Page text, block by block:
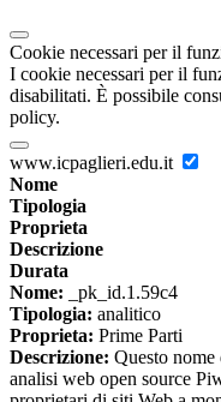
Cookie necessari per il
I cookie necessari per il
disabilitati. È possibile
policy.
www.icpaglieri.edu.it
Nome
Tipologia
Proprieta
Descrizione
Durata
Nome: _pk_id.1.59c4
Tipologia: analitico
Proprieta: Prime Parti
Descrizione: Questo nome
analisi web open source